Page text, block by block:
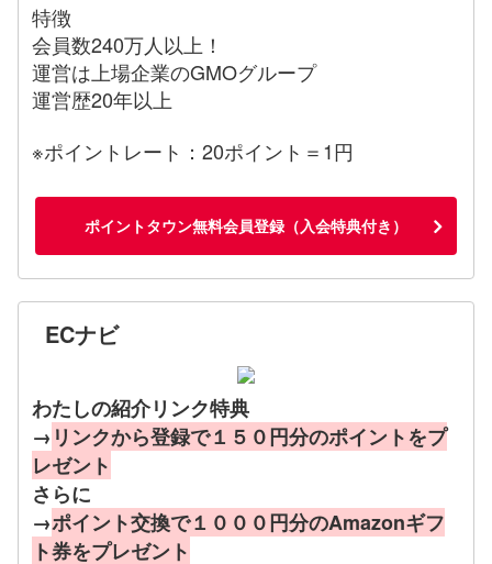
特徴
会員数240万人以上！
運営は上場企業のGMOグループ
運営歴20年以上
※ポイントレート：20ポイント＝1円
ポイントタウン無料会員登録（入会特典付き）
ECナビ
わたしの紹介リンク特典
→ リンクから登録で１５０円分のポイントをプ
レゼント
さらに
→ポイント交換で１０００円分のAmazonギフ
ト券をプレゼント